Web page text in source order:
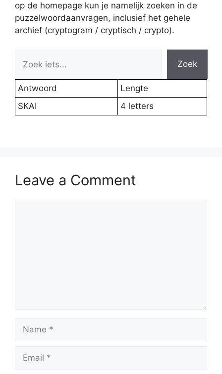
op de homepage kun je namelijk zoeken in de
puzzelwoordaanvragen, inclusief het gehele
archief (cryptogram / cryptisch / crypto).
Zoek
Antwoord
Lengte
SKAI
4 letters
Leave a Comment